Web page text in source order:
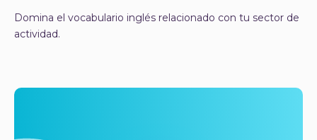
Domina el vocabulario inglés relacionado con tu sector de
actividad.